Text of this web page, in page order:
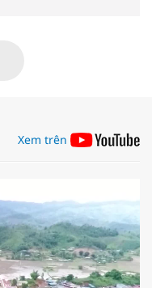
Xem trên